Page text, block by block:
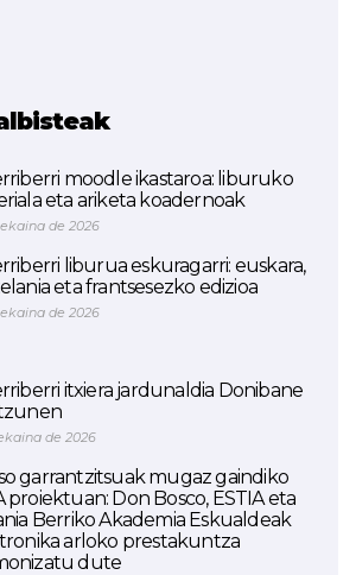
moodle ikastaroa: liburuko
eta ariketa koadernoak
de 2026
liburua eskuragarri: euskara,
eta frantsesezko edizioa
de 2026
itxiera jardunaldia Donibane
de 2026
garrantzitsuak mugaz gaindiko
proiektuan: Don Bosco, ESTIA eta
Berriko Akademia Eskualdeak
arloko prestakuntza
dute